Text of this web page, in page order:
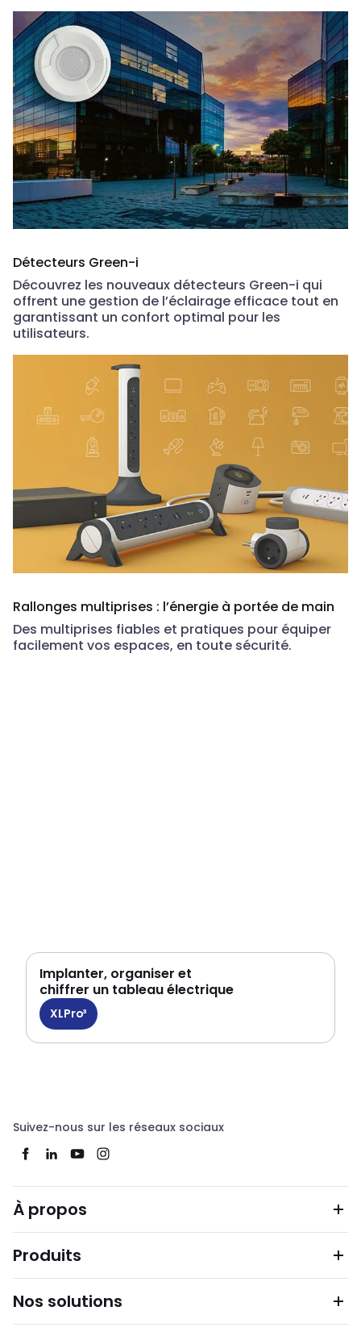
Détecteurs Green-i
Découvrez les nouveaux détecteurs Green-i qui
offrent une gestion de l’éclairage efficace tout en
garantissant un confort optimal pour les
utilisateurs.
Rallonges multiprises : l’énergie à portée de main
Des multiprises fiables et pratiques pour équiper
facilement vos espaces, en toute sécurité.
Implanter, organiser et
chiffrer un tableau électrique
XLPro³
Suivez-nous sur les réseaux sociaux
À propos
Produits
Nos solutions